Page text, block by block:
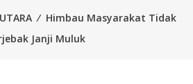
⁄ Himbau Masyarakat Tidak
Janji Muluk